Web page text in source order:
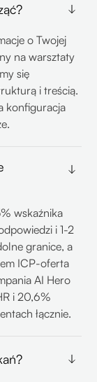
o Twojej
na warsztaty
się
i treścią.
konfiguracja
wskaźnika
i 1-2
granice, a
ICP-oferta
AI Hero
i 20,6%
łącznie.